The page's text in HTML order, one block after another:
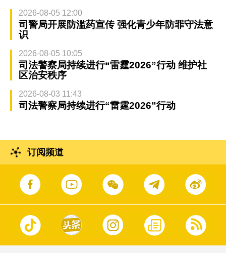
2026-08-05 12:00
司警局开展防滥药宣传 强化青少年防罪守法意
识
2026-08-05 10:05
司法警察局持续进行“雷霆2026”行动 维护社
区治安秩序
2026-08-03 11:43
司法警察局持续进行“雷霆2026”行动
订阅频道